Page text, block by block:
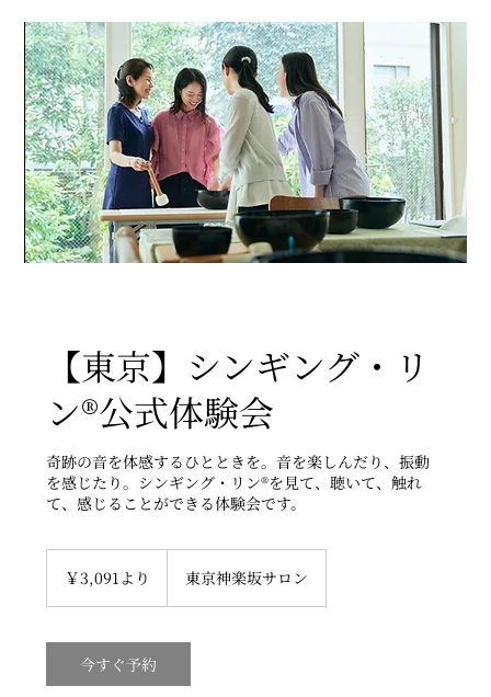
【東京】シンギング・リ
ン®公式体験会
奇跡の音を体感するひとときを。音を楽しんだり、振動
を感じたり。シンギング・リン®を見て、聴いて、触れ
て、感じることができる体験会です。
￥3,091より 東京神楽坂サロン
今すぐ予約